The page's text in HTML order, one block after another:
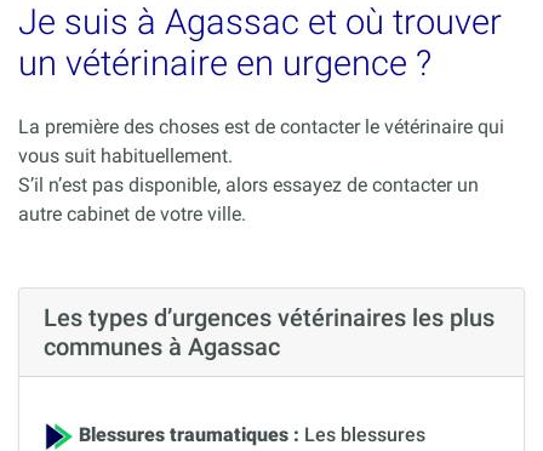
Je suis à Agassac et où trouver
un vétérinaire en urgence ?
La première des choses est de contacter le vétérinaire qui
vous suit habituellement.
S’il n’est pas disponible, alors essayez de contacter un
autre cabinet de votre ville.
Les types d’urgences vétérinaires les plus
communes à Agassac
Blessures traumatiques : Les blessures